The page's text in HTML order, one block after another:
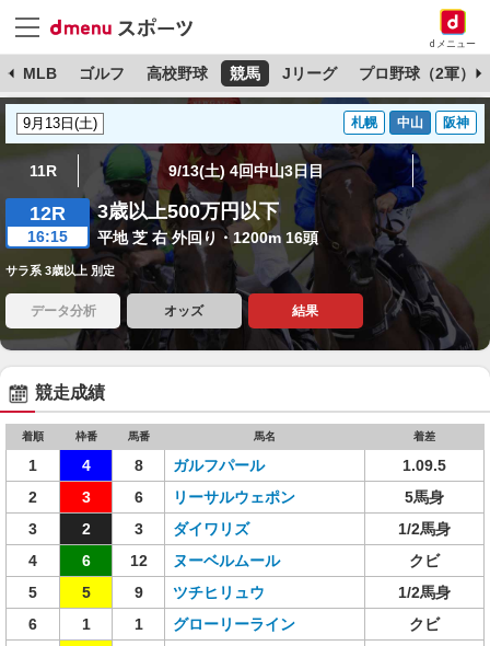
dメニュー
MLB ゴルフ 高校野球 競馬 Jリーグ プロ野球（2軍）
札幌 中山 阪神
11R 9/13(土) 4回中山3日目
12R
16:15
3歳以上500万円以下
平地 芝 右 外回り・1200m 16頭
サラ系 3歳以上 別定
データ分析 オッズ 結果
競走成績
着順 枠番 馬番 馬名 着差
1 4 8 ガルフパール
1.09.5
2
3 6 リーサルウェポン
5馬身
3
2 3 ダイワリズ
1/2馬身
4
6 12 ヌーベルムール
クビ
5
5 9 ツチヒリュウ
1/2馬身
6
1 1 グローリーライン
クビ